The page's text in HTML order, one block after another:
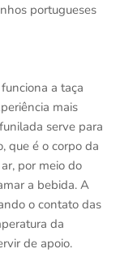
portugueses
a taça
mais
serve para
que é o corpo da
por meio do
a bebida. A
o contato das
da
de apoio.